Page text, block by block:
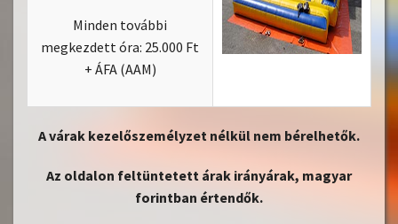
Minden további
megkezdett óra: 25.000 Ft
+ ÁFA (AAM)
A várak kezelőszemélyzet nélkül nem bérelhetők.
Az oldalon feltüntetett árak irányárak, magyar
forintban értendők.